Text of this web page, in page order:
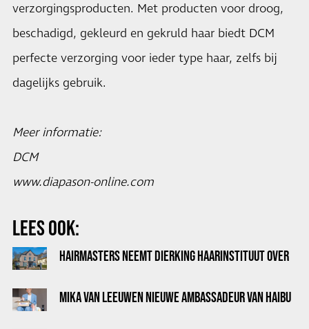
verzorgingsproducten. Met producten voor droog,
beschadigd, gekleurd en gekruld haar biedt DCM
perfecte verzorging voor ieder type haar, zelfs bij
dagelijks gebruik.
Meer informatie:
DCM
www.diapason-online.com
LEES OOK:
HAIRMASTERS NEEMT DIERKING HAARINSTITUUT OVER
MIKA VAN LEEUWEN NIEUWE AMBASSADEUR VAN HAIBU